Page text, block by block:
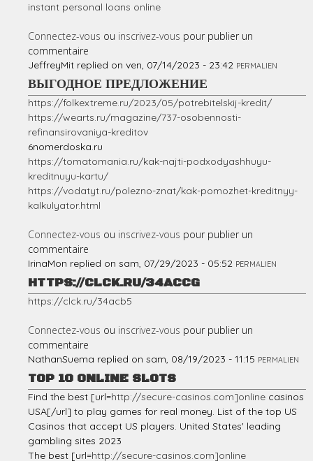
instant personal loans online
Connectez-vous ou inscrivez-vous pour publier un
commentaire
JeffreyMit replied on ven, 07/14/2023 - 23:42 PERMALIEN
ВЫГОДНОЕ ПРЕДЛОЖЕНИЕ
https://folkextreme.ru/2023/05/potrebitelskij-kredit/
https://wearts.ru/magazine/737-osobennosti-
refinansirovaniya-kreditov
6nomerdoska.ru
https://tomatomania.ru/kak-najti-podxodyashhuyu-
kreditnuyu-kartu/
https://vodatyt.ru/polezno-znat/kak-pomozhet-kreditnyy-
kalkulyator.html
Connectez-vous ou inscrivez-vous pour publier un
commentaire
IrinaMon replied on sam, 07/29/2023 - 05:52 PERMALIEN
HTTPS://CLCK.RU/34ACCG
https://clck.ru/34acb5
Connectez-vous ou inscrivez-vous pour publier un
commentaire
NathanSuema replied on sam, 08/19/2023 - 11:15 PERMALIEN
TOP 10 ONLINE SLOTS
Find the best [url=http://secure-casinos.com]online casinos
USA[/url] to play games for real money. List of the top US
Casinos that accept US players. United States' leading
gambling sites 2023
The best [url=http://secure-casinos.com]online